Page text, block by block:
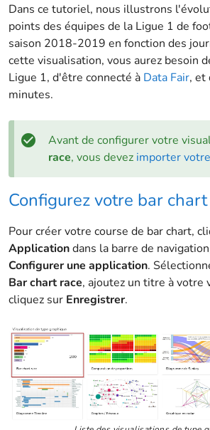
Dans ce tutoriel, nous illustrons
points des équipes de la Ligue 1 de
saison 2018-2019 en fonction des
cette visualisation, vous aurez besoin
Ligue 1, d'être connecté à Data Fair, et
minutes.
Avant de configurer votre
race, vous devez importer
Configurez votre bar
Pour créer votre course de bar chart,
Applicationdans la barre de
Configurer une application.
Bar chart race, ajoutez un titre à votre
cliquez sur Enregistrer.